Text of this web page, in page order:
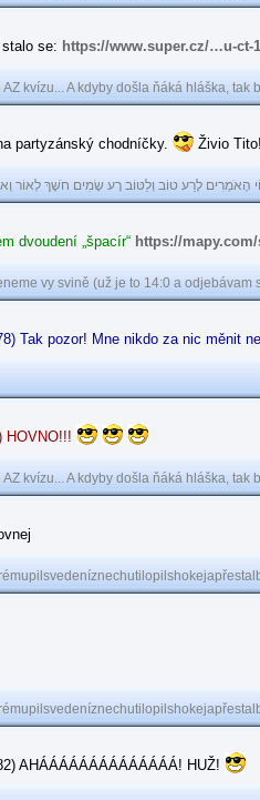
se: https://www.super.cz/…u-ct-
AZ kvízu... A kdyby došla ňáká hláška,
partyzánský chodníčky. Živio
הָאֹמְרִים לָרַע טוֹב וְלַטּוֹב רָע שָׂמִים חֹשֶׁךְ לְאוֹר
dvoudení „špacír“ https://
vy svině (už je to 14:0 a odjebávam
Tak pozor! Mne nikdo za nic měnit
HOVNO!!!
AZ kvízu... A kdyby došla ňáká hláška,
AHÁÁÁÁÁÁÁÁÁÁÁÁÁÁ! HUŽ!